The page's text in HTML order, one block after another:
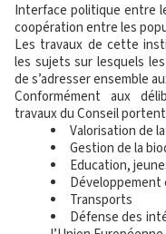
Interface politique entre les élus corses et sardes, il encourage la
coopération entre les
Les travaux de cette
les sujets sur lesquels
de s’adresser ensemble
Conformément aux
travaux du Conseil
Valorisation de
Gestion de la
Education,
Transports
Défense des